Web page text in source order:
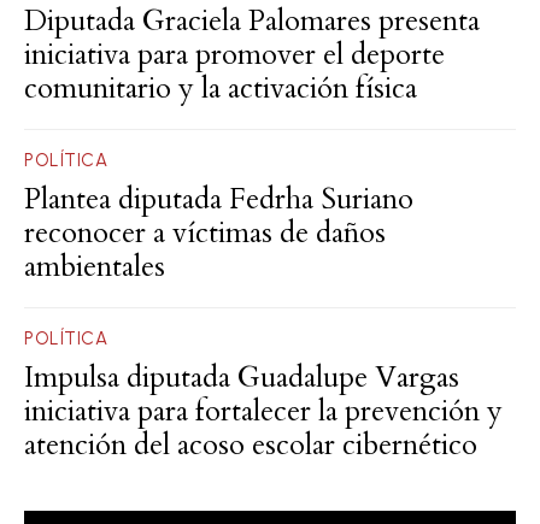
Diputada Graciela Palomares presenta
iniciativa para promover el deporte
comunitario y la activación física
POLÍTICA
Plantea diputada Fedrha Suriano
reconocer a víctimas de daños
ambientales
POLÍTICA
Impulsa diputada Guadalupe Vargas
iniciativa para fortalecer la prevención y
atención del acoso escolar cibernético